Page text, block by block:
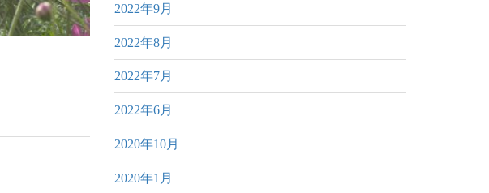
2022年9月
2022年8月
2022年7月
2022年6月
2020年10月
2020年1月